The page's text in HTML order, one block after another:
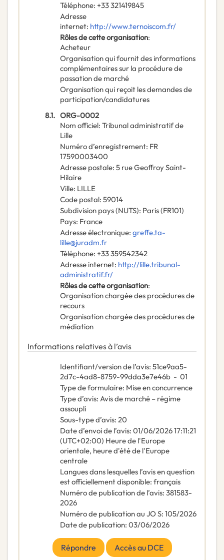
Téléphone: +33 321419845
Adresse
internet: http://www.ternoiscom.fr/
Rôles de cette organisation:
Acheteur
Organisation qui fournit des informations
complémentaires sur la procédure de
passation de marché
Organisation qui reçoit les demandes de
participation/candidatures
8.1. ORG-0002
Nom officiel: Tribunal administratif de
Lille
Numéro d’enregistrement: FR
17590003400
Adresse postale: 5 rue Geoffroy Saint-
Hilaire
Ville: LILLE
Code postal: 59014
Subdivision pays (NUTS): Paris(FR101)
Pays: France
Adresse électronique: greffe.ta-
lille@juradm.fr
Téléphone: +33 359542342
Adresse internet: http://lille.tribunal-
administratif.fr/
Rôles de cette organisation:
Organisation chargée des procédures de
recours
Organisation chargée des procédures de
médiation
Informations relatives à l’avis
Identifiant/version de l’avis: 51ce9aa5-
2d7c-4ad8-8759-99dda3e7e46b - 01
Type de formulaire: Mise en concurrence
Type d’avis: Avis de marché – régime
assoupli
Sous-type d’avis: 20
Date d’envoi de l’avis: 01/06/202617:11:21
(UTC+02:00) Heure de l'Europe
orientale, heure d'été de l'Europe
centrale
Langues dans lesquelles l’avis en question
est officiellement disponible: français
Numéro de publication de l’avis: 381583-
2026
Numéro de publication au JO S: 105/2026
Date de publication: 03/06/2026
Répondre Accès au DCE